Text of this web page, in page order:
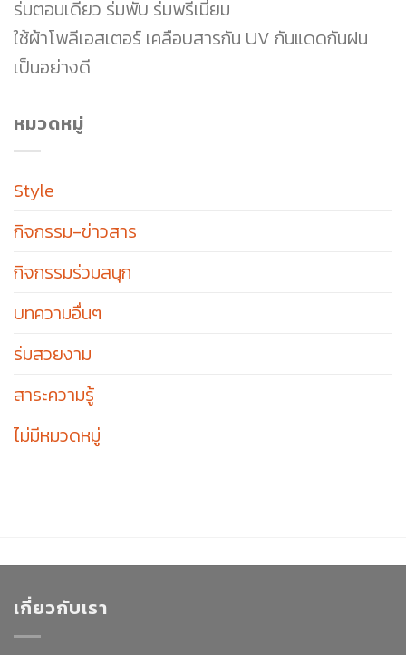
ร่มตอนเดียว ร่มพับ ร่มพรีเมี่ยม
ใช้ผ้าโพลีเอสเตอร์ เคลือบสารกัน UV กันแดดกันฝน
เป็นอย่างดี
หมวดหมู่
Style
กิจกรรม-ข่าวสาร
กิจกรรมร่วมสนุก
บทความอื่นๆ
ร่มสวยงาม
สาระความรู้
ไม่มีหมวดหมู่
เกี่ยวกับเรา